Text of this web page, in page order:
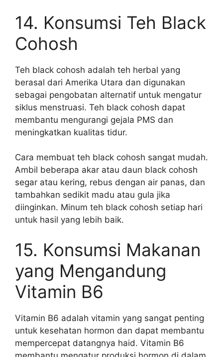
14. Konsumsi Teh Black
Cohosh
Teh black cohosh adalah teh herbal yang
berasal dari Amerika Utara dan digunakan
sebagai pengobatan alternatif untuk mengatur
siklus menstruasi. Teh black cohosh dapat
membantu mengurangi gejala PMS dan
meningkatkan kualitas tidur.
Cara membuat teh black cohosh sangat mudah.
Ambil beberapa akar atau daun black cohosh
segar atau kering, rebus dengan air panas, dan
tambahkan sedikit madu atau gula jika
diinginkan. Minum teh black cohosh setiap hari
untuk hasil yang lebih baik.
15. Konsumsi Makanan
yang Mengandung
Vitamin B6
Vitamin B6 adalah vitamin yang sangat penting
untuk kesehatan hormon dan dapat membantu
mempercepat datangnya haid. Vitamin B6